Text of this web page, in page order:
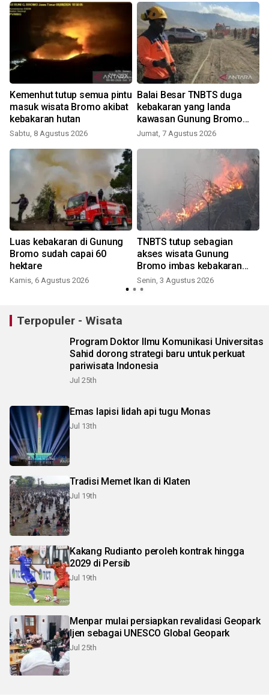
Kemenhut tutup semua pintu
masuk wisata Bromo akibat
kebakaran hutan
Sabtu, 8 Agustus 2026
Balai Besar TNBTS duga
kebakaran yang landa
kawasan Gunung Bromo
karena aktivitas manusia
Jumat, 7 Agustus 2026
Luas kebakaran di Gunung
Bromo sudah capai 60
hektare
Kamis, 6 Agustus 2026
TNBTS tutup sebagian
akses wisata Gunung
Bromo imbas kebakaran
hutan Blok Batengan
Senin, 3 Agustus 2026
Terpopuler - Wisata
Program Doktor Ilmu Komunikasi Universitas
Sahid dorong strategi baru untuk perkuat
pariwisata Indonesia
Jul 25th
Emas lapisi lidah api tugu Monas
Jul 13th
Tradisi Memet Ikan di Klaten
Jul 19th
Kakang Rudianto peroleh kontrak hingga
2029 di Persib
Jul 19th
Menpar mulai persiapkan revalidasi Geopark
Ijen sebagai UNESCO Global Geopark
Jul 25th